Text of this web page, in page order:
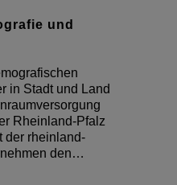
und
in Stadt und Land
Rheinland-Pfalz
der rheinland-
den…